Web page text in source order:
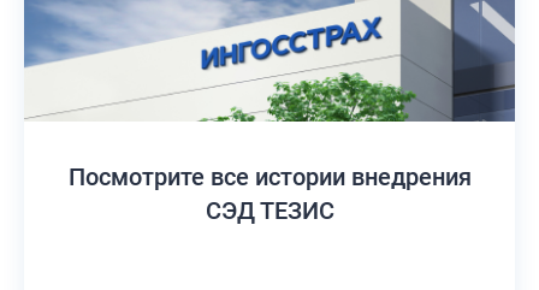
Посмотрите все историивнедрения
СЭД ТЕЗИС